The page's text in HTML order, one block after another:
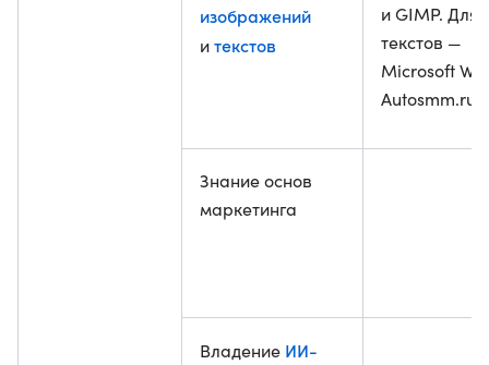
изображений
итекстов
и GIMP. Для
текстов —
Microsoft
Autosmm.ru.
Знание основ
маркетинга
Владение ИИ-